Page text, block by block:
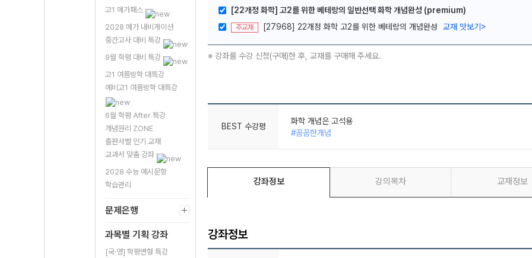
메가스터디
고1 메가패스
2028 메가 내비게이션
중간고사 대비 특강
9월 학평 대비 특강
고1 여름방학 대특강
예비고1 여름방학 대특강
6월 학평 After 특강
개념원리 ZONE
출판사별 인기 교재
교과서 맞춤 강좌
2028 수능 예시문항
학습관리
문제은행
과목별 기획 강좌
[국·영] 학평변형 특강
[22개정 화학] 고2를 위한 베테랑의 일반선택 화학 개념완성 (premium)
주교재 [27968] 22개정 화학 고2를 위한 베테랑의 개념완성 교재 맛보기 >
※ 강좌를 수강 신청(구매)한 후, 교재를 구매해 주세요.
BEST 수강평
#꼼꼼한개념
화학 노베다?? 그냥 석용쌤 믿고 들으세요!!!
#꼼꼼한개념
강좌정보 강의목차 교재정보
강좌정보